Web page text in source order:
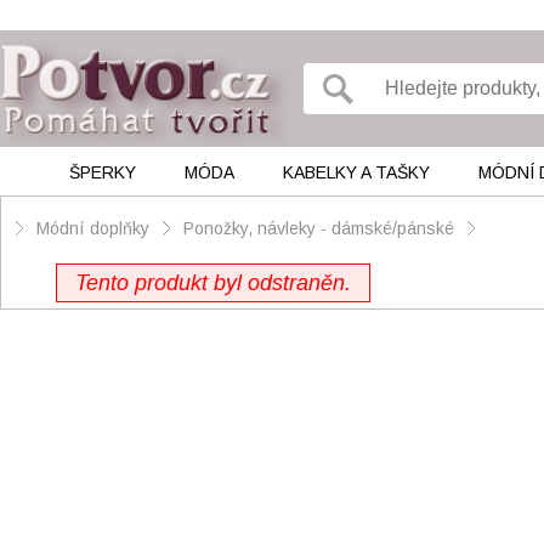
ŠPERKY MÓDA KABELKY A TAŠKY MÓDNÍ
Módní doplňky Ponožky, návleky - dámské/pánské
Tento produkt byl odstraněn.